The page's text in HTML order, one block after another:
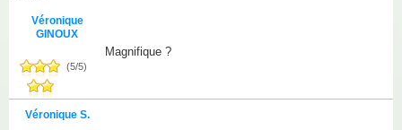
Véronique
GINOUX
(5/5)
Magnifique ?
Véronique S.